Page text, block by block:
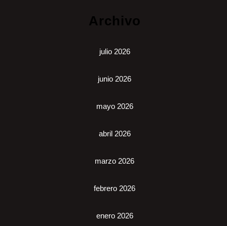
Archivo
julio 2026
junio 2026
mayo 2026
abril 2026
marzo 2026
febrero 2026
enero 2026